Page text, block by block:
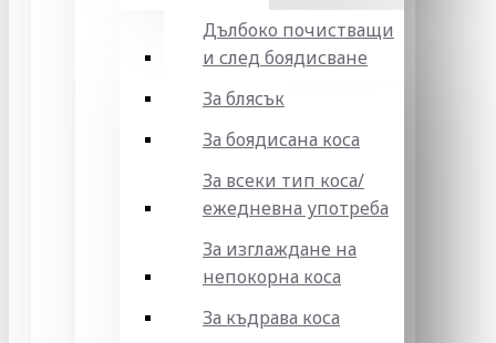
Дълбоко почистващи
и след боядисване
За блясък
За боядисана коса
За всеки тип коса/
ежедневна употреба
За изглаждане на
непокорна коса
За къдрава коса